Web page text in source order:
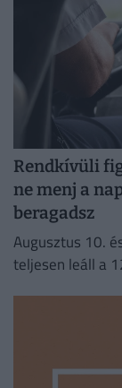
Rendkívüli
ne menj a
beragadsz
Augusztus 10.
teljesen leáll a